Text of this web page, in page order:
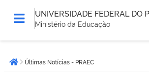
UNIVERSIDADE FEDERAL DO
Ministério da Educação
está
aqui:Página inicial
Últimas Notícias - PRAEC